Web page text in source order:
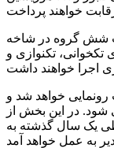
در قالب شش گروە در شاخه‌
تکخوانی، تکنوازی و
از ۴ عنوان کتاب رونمایی خواهد شد و
شود. در این بخش از
این ۴ کتاب که طی یک سال گذشته به